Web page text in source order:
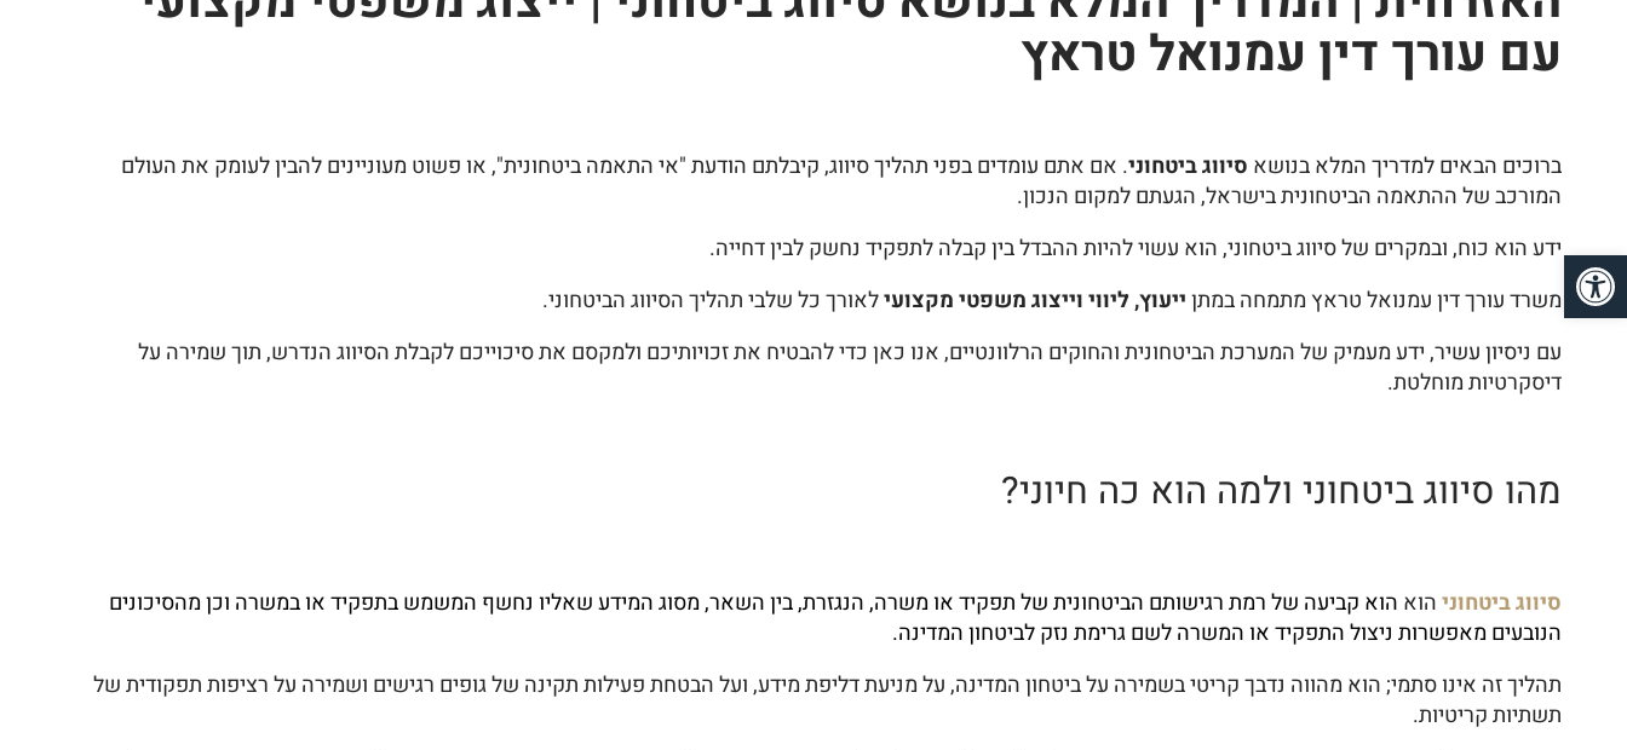
עם עורך דין עמנואל טראץ
ברוכים הבאים למדריך המלא בנושא סיווג ביטחוני. אם אתם עומדים בפני תהליך סיווג, קיבלתם הודעת "אי התאמה ביטחונית", או פשוט מעוניינים להבין לעומק את העולם
המורכב של ההתאמה הביטחונית בישראל, הגעתם למקום הנכון.
ידע הוא כוח, ובמקרים של סיווג ביטחוני, הוא עשוי להיות ההבדל בין קבלה לתפקיד נחשק לבין דחייה.
משרד עורך דין עמנואל טראץ מתמחה במתןייעוץ, ליווי וייצוג משפטי מקצועילאורך כל שלבי תהליך הסיווג הביטחוני.
עם ניסיון עשיר, ידע מעמיק של המערכת הביטחונית והחוקים הרלוונטיים, אנו כאן כדי להבטיח את זכויותיכם ולמקסם את סיכוייכם לקבלת הסיווג הנדרש, תוך שמירה על
דיסקרטיות מוחלטת.
מהו סיווג ביטחוני ולמה הוא כה חיוני?
סיווג ביטחוניהוא הוא קביעה של רמת רגישותם הביטחונית של תפקיד או משרה, הנגזרת, בין השאר, מסוג המידע שאליו נחשף המשמש בתפקיד או במשרה וכן מהסיכונים
הנובעים מאפשרות ניצול התפקיד או המשרה לשם גרימת נזק לביטחון המדינה.
תהליך זה אינו סתמי; הוא מהווה נדבך קריטי בשמירה על ביטחון המדינה, על מניעת דליפת מידע, ועל הבטחת פעילות תקינה של גופים רגישים ושמירה על רציפות תפקודית של
תשתיות קריטיות.
פתח סרגל נגישות